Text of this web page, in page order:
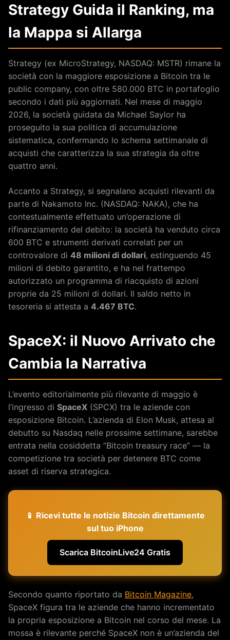
Strategy Guida il Ranking, ma
la Mappa si Allarga
Strategy (ex MicroStrategy, NASDAQ: MSTR) rimane la
società con la maggiore esposizione a Bitcoin tra le
public company, con oltre 580.000 BTC in portafoglio
secondo i dati più aggiornati. Nel mese di maggio
2026, la società guidata da Michael Saylor ha
proseguito la sua politica di accumulazione
sistematica, confermando lo schema settimanale di
acquisti che caratterizza la sua strategia da oltre
quattro anni.
Accanto a Strategy, si segnalano acquisti rilevanti da
parte di Nakamoto Inc. (NASDAQ: NAKA), che ha
contestualmente effettuato un’operazione di
rifinanziamento del debito: la società ha venduto circa
600 BTC e strumenti derivati correlati per un
controvalore di 48 milioni di dollari, estinguendo 45
milioni di debito garantito, e ha nel frattempo
autorizzato un programma di riacquisto di azioni
proprie da 25 milioni di dollari. Il saldo netto in
tesoreria si attesta a 4.467 BTC.
SpaceX: il Nuovo Arrivato che
Cambia la Narrativa
L’evento editorialmente più rilevante di maggio è
l’ingresso di SpaceX (SPCX) tra le aziende con
esposizione Bitcoin. L’azienda di Elon Musk, attesa al
debutto su Nasdaq nelle prossime settimane, sarebbe
entrata nella cosiddetta “Bitcoin treasury race” — la
competizione tra società per detenere BTC come
asset di riserva strategica.
📱 Ricevi tutte le notizie Bitcoin direttamente
sul tuo iPhone
Scarica BitcoinLive24 Gratis
Secondo quanto riportato da Bitcoin Magazine,
SpaceX figura tra le aziende che hanno incrementato
la propria esposizione a Bitcoin nel corso del mese. La
mossa è rilevante perché SpaceX non è un’azienda del